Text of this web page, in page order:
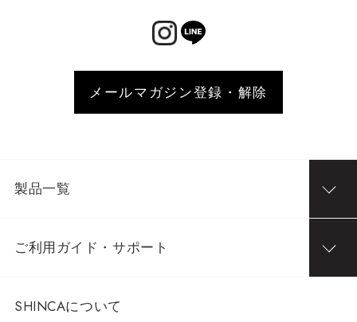
メールマガジン登録・解除
製品一覧
ご利用ガイド・サポート
SHINCAについて